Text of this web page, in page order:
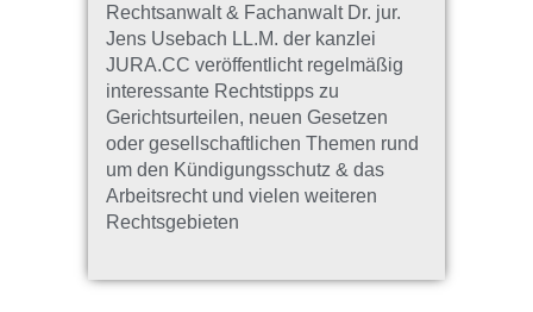
Rechtsanwalt & Fachanwalt Dr. jur.
Jens Usebach LL.M. der kanzlei
JURA.CC veröffentlicht regelmäßig
interessante Rechtstipps zu
Gerichtsurteilen, neuen Gesetzen
oder gesellschaftlichen Themen rund
um den Kündigungsschutz & das
Arbeitsrecht und vielen weiteren
Rechtsgebieten